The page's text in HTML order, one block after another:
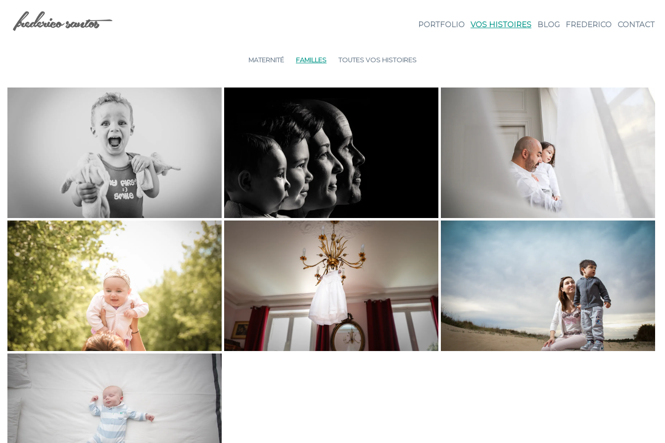
PORTFOLIO VOS HISTOIRES BLOG FREDERICO CONTACT
MATERNITÉ FAMILLES TOUTES VOS HISTOIRES
Ma famille + mes doudous, séance
photo à domicile
LOVE FAMILY
Angelo + Eva, Séance photo famille à
domicile
LOVE FAMILY
Une belle après-midi à Paris
LOVE FAMILY
Lilia + Maman
LOVE FAMILY
Il était une fois un baptême…
LOVE FAMILY
Nolan + Maman (Algarve et
Andalousie)
LOVE FAMILY
LOVE FAMILY